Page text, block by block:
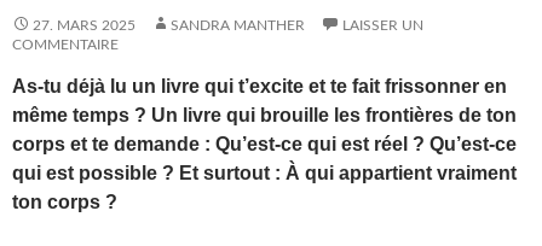
27. MARS 2025 SANDRA MANTHER
LAISSER UN
COMMENTAIRE
As-tu déjà lu un livre qui t’excite et te fait frissonner en
même temps ? Un livre qui brouille les frontières de ton
corps et te demande : Qu’est-ce qui est réel ? Qu’est-ce
qui est possible ? Et surtout : À qui appartient vraiment
ton corps ?